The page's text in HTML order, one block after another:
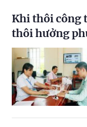
Khi thôi công
thôi hưởng